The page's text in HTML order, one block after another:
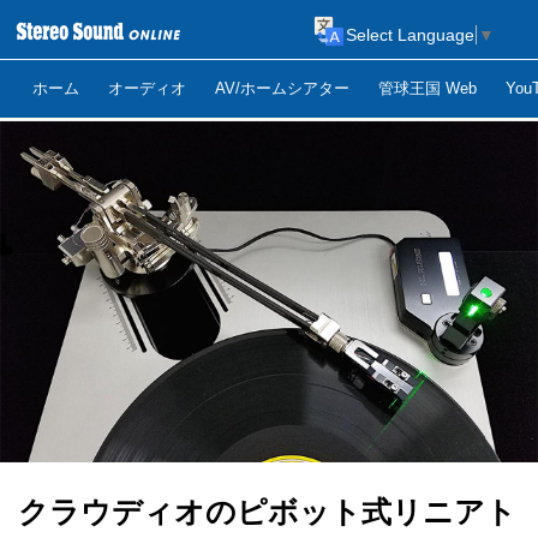
ホーム オーディオ AV/ホームシアター 管球王国 Web
Select Language ▼
クラウディオのピボット式リニアト